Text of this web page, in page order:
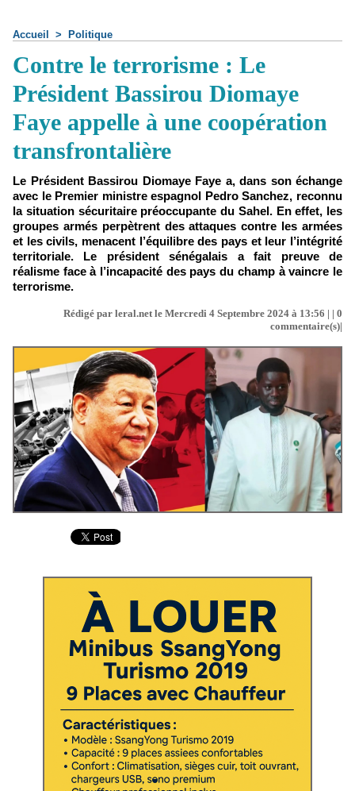
Accueil > Politique
Contre le terrorisme : Le
Président Bassirou Diomaye
Faye appelle à une coopération
transfrontalière
Le Président Bassirou Diomaye Faye a, dans son échange
avec le Premier ministre espagnol Pedro Sanchez, reconnu
la situation sécuritaire préoccupante du Sahel. En effet, les
groupes armés perpètrent des attaques contre les armées
et les civils, menacent l’équilibre des pays et leur l’intégrité
territoriale. Le président sénégalais a fait preuve de
réalisme face à l’incapacité des pays du champ à vaincre le
terrorisme.
Rédigé par leral.net le Mercredi 4 Septembre 2024 à 13:56 | | 0
commentaire(s)|